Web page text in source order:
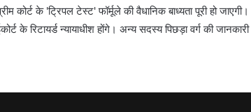
के 'ट्रिपल टेस्ट' फॉर्मूले की वैधानिक बाध्यता पूरी हो जाएगी।
के रिटायर्ड न्यायाधीश होंगे। अन्य सदस्य पिछड़ा वर्ग की जानकारी